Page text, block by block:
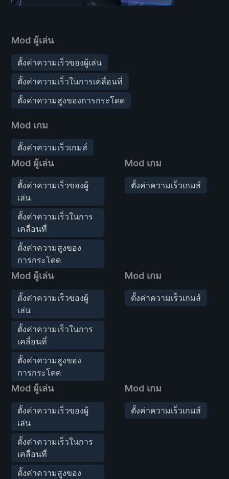
Mod ผู้เล่น
ตั้งค่าความเร็วของผู้เล่น
ตั้งค่าความเร็วในการเคลื่อนที่
ตั้งค่าความสูงของการกระโดด
Mod เกม
ตั้งค่าความเร็วเกมส์
Mod ผู้เล่น
ตั้งค่าความเร็วของผู้
เล่น
ตั้งค่าความเร็วในการ
เคลื่อนที่
ตั้งค่าความสูงของ
การกระโดด
Mod เกม
ตั้งค่าความเร็วเกมส์
Mod ผู้เล่น
ตั้งค่าความเร็วของผู้
เล่น
ตั้งค่าความเร็วในการ
เคลื่อนที่
ตั้งค่าความสูงของ
การกระโดด
Mod เกม
ตั้งค่าความเร็วเกมส์
Mod ผู้เล่น
ตั้งค่าความเร็วของผู้
เล่น
ตั้งค่าความเร็วในการ
เคลื่อนที่
ตั้งค่าความสูงของ
Mod เกม
ตั้งค่าความเร็วเกมส์